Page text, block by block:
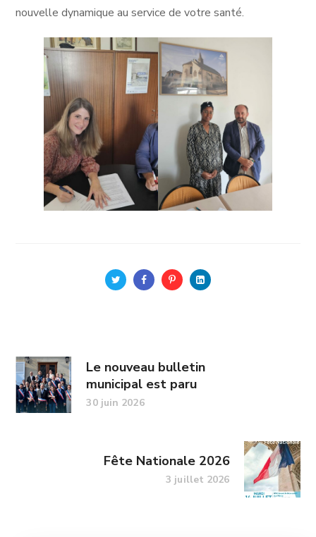
nouvelle dynamique au service de votre santé.
Le nouveau bulletin
municipal est paru
30 juin 2026
Fête Nationale 2026
3 juillet 2026